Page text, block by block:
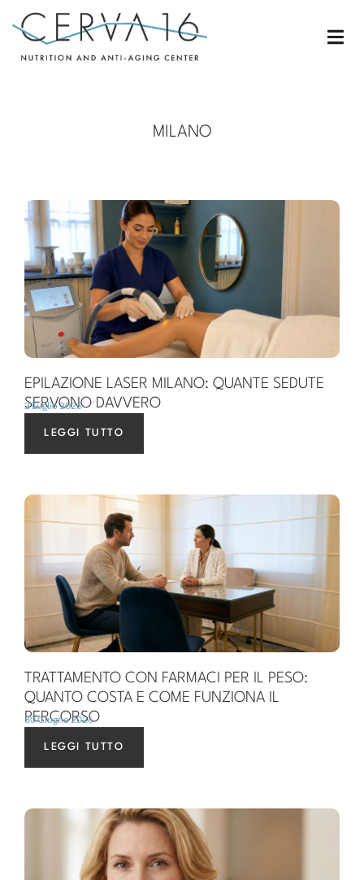
MILANO
EPILAZIONE LASER MILANO: QUANTE SEDUTE
SERVONO DAVVERO
2 Luglio 2026
LEGGI TUTTO
TRATTAMENTO CON FARMACI PER IL PESO:
QUANTO COSTA E COME FUNZIONA IL
PERCORSO
30 Giugno 2026
LEGGI TUTTO